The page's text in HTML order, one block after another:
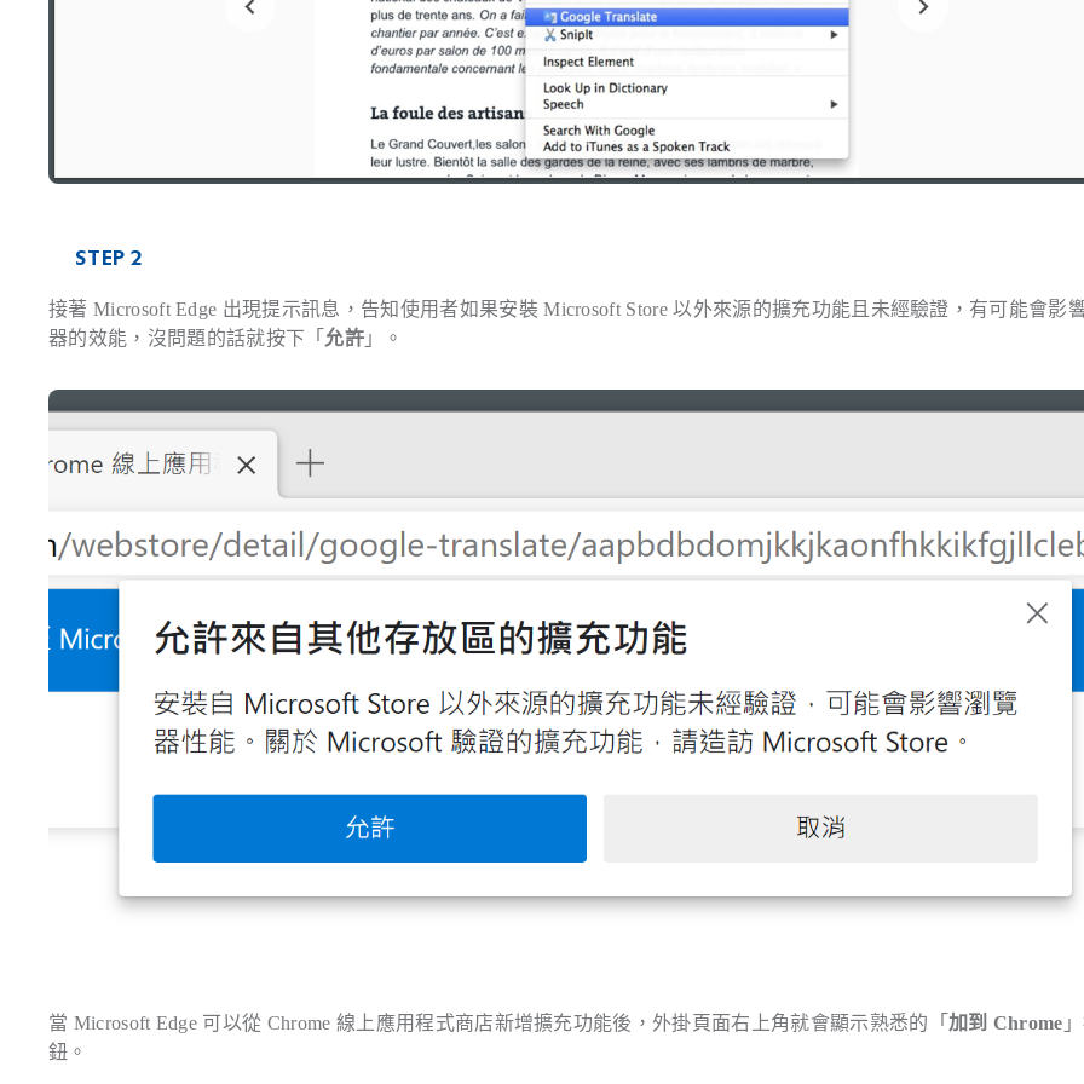
STEP 2
接著 Microsoft Edge 出現提示訊息，告知使用者如果安裝 Microsoft Store 以外來源的擴充功能且未經驗證，有可能會影
器的效能，沒問題的話就按下「 允許 」。
當 Microsoft Edge 可以從 Chrome 線上應用程式商店新增擴充功能後，外掛頁面右上角就會顯示熟悉的「 加到 Chrome
鈕。